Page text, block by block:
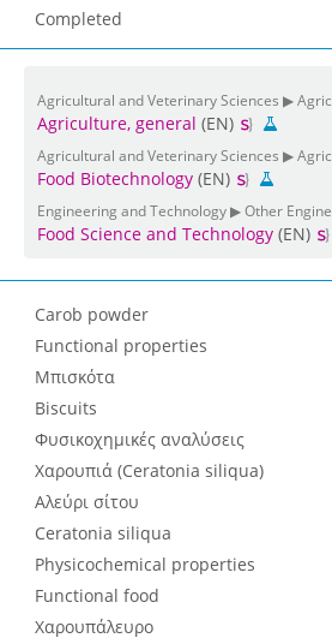
Completed
Agricultural and Veterinary Sciences ▶
Agriculture, general (EN)
Agricultural and Veterinary Sciences ▶
Food Biotechnology(EN)
Engineering and Technology ▶ Other
Food Science and Technology(EN)
Carob powder
Functional properties
Μπισκότα
Biscuits
Φυσικοχημικές αναλύσεις
Χαρουπιά (Ceratonia siliqua)
Αλεύρι σίτου
Ceratonia siliqua
Physicochemical properties
Functional food
Χαρουπάλευρο